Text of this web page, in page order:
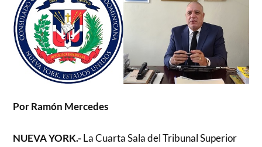
Por Ramón Mercedes
NUEVA YORK.-La Cuarta Sala del Tribunal Superior